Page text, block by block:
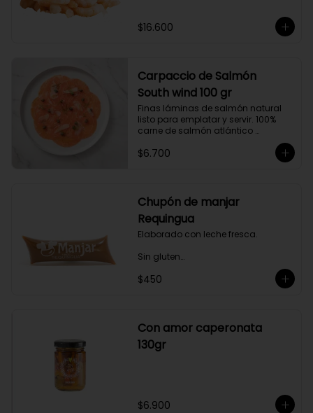
camarones son perfectos para
ensaladas, pastas, arroces y
Ricos en proteínas y listos para
comer, son una opción rápida y
nutritiva que añade un toque
gourmet a tus comidas.
$16.600
Carpaccio de Salmón
South wind 100 gr
Finas láminas de salmón natural
listo para emplatar y servir. 100%
carne de salmón atlántico
Producto sellado al vacío y
congelado.
$6.700
Chupón de manjar
Requingua
Elaborado con leche fresca.
Sin gluten
Sin Saborizantes
$450
Con amor caperonata
130gr
$6.900